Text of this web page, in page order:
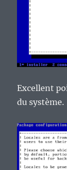
Excellent
du système.